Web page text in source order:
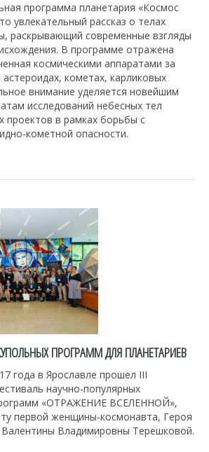
программа планетария «Космос
увлекательный рассказ о телах
раскрывающий современные взгляды
В программе отражена
космическими аппаратами за
кометах, карликовых
внимание уделяется новейшим
исследований небесных тел
проектов в рамках борьбы с
кометной опасности.
ПРОГРАММ ДЛЯ ПЛАНЕТАРИЕВ
года в Ярославле прошел III
научно-популярных
«ОТРАЖЕНИЕ ВСЕЛЕННОЙ»,
первой женщины-космонавта, Героя
Владимировны Терешковой.